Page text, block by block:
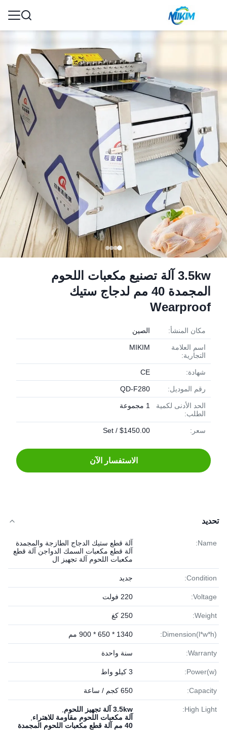
3.5kw آلة تصنيع مكعبات اللحوم
المجمدة 40 مم لدجاج ستيك
Wearproof
مكان المنشأ: الصين
اسم العلامة
التجارية:
MIKIM
شهادة: CE
رقم الموديل: QD-F280
الحد الأدنى لكمية
الطلب:
1 مجموعة
سعر: $1450.00 / Set
الاستفسار الآن
تحديد
Name:
آلة قطع ستيك الدجاج الطازجة والمجمدة
آلة قطع مكعبات السمك الدواجن آلة قطع
مكعبات اللحوم آلة تجهيز ال
Condition: جديد
Voltage: 220 فولت
Weight: 250 كغ
Dimension(l*w*h): 1340 * 650 * 900 مم
Warranty: سنة واحدة
Power(w): 3 كيلو واط
Capacity: 650 كجم / ساعة
High Light: 3.5kw آلة تجهيز اللحوم
آلة مكعبات اللحوم مقاومة للاهتراء
40 مم آلة قطع مكعبات اللحوم المجمدة